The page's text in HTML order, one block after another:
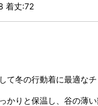
着丈:72
て冬の行動着に最適なチ
かりと保温し、谷の薄